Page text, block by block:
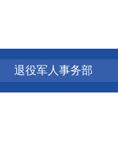
退役军人事务部